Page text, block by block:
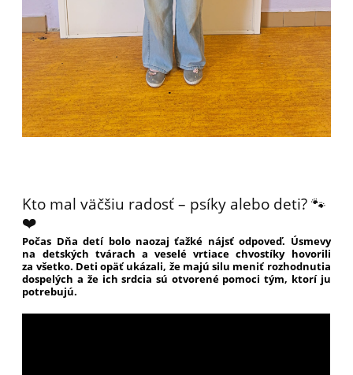
Kto mal väčšiu radosť – psíky alebo deti? 🐾
❤️
Počas Dňa detí bolo naozaj ťažké nájsť odpoveď. Úsmevy
na detských tvárach a veselé vrtiace chvostíky hovorili
za všetko. Deti opäť ukázali, že majú silu meniť rozhodnutia
dospelých a že ich srdcia sú otvorené pomoci tým, ktorí ju
potrebujú.